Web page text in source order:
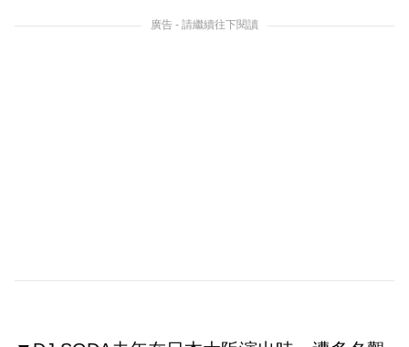
廣告 - 請繼續往下閱讀